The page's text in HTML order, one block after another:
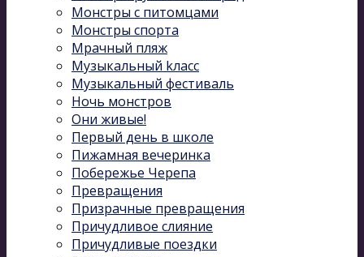
Монстры с питомцами
Монстры спорта
Мрачный пляж
Музыкальный kласс
Музыкальный фестиваль
Ночь монстров
Они живые!
Первый день в школе
Пижамная вечеринка
Побережье Черепа
Превращения
Призрачные превращения
Причудливое слияние
Причудливые поездки